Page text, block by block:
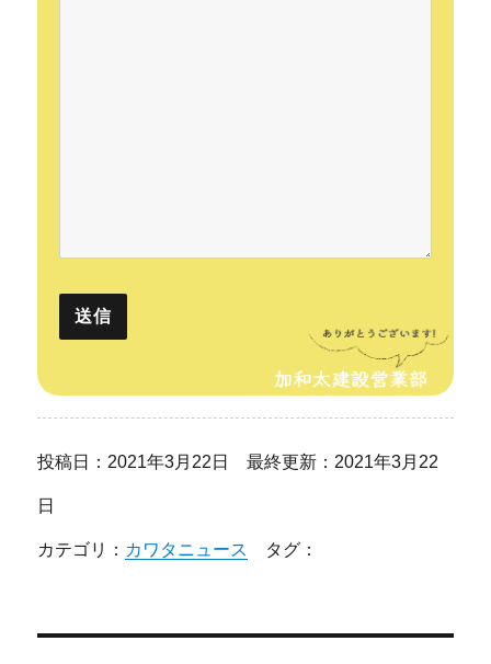
投稿日：2021年3月22日 最終更新：2021年3月22
日
カテゴリ： カワタニュース タグ：